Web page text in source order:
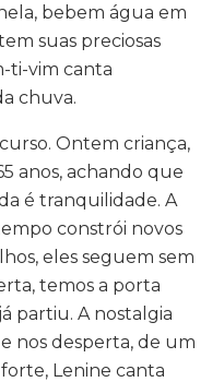
bebem água em
suas preciosas
ti-vim canta
chuva.
Ontem criança,
anos, achando que
é tranquilidade. A
constrói novos
eles seguem sem
temos a porta
partiu. A nostalgia
nos desperta, de um
Lenine canta